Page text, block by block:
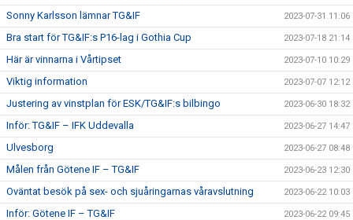
Sonny Karlsson lämnar TG&IF 2023-07-31 11:06
Bra start för TG&IF:s P16-lag i Gothia Cup 2023-07-18 21:14
Här är vinnarna i Vårtipset 2023-07-10 10:29
Viktig information 2023-07-07 12:12
Justering av vinstplan för ESK/TG&IF:s bilbingo 2023-06-30 18:32
Inför: TG&IF – IFK Uddevalla 2023-06-27 14:47
Ulvesborg 2023-06-27 08:48
Målen från Götene IF – TG&IF 2023-06-23 12:30
Oväntat besök på sex- och sjuåringarnas våravslutning 2023-06-22 10:03
Inför: Götene IF – TG&IF 2023-06-22 09:45